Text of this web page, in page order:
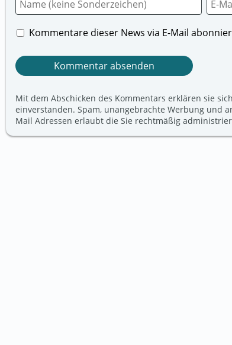
Kommentare dieser News via E-Mail
Mit dem Abschicken des Kommentars erklären sie
einverstanden. Spam, unangebrachte Werbung und
Mail Adressen erlaubt die Sie rechtmäßig